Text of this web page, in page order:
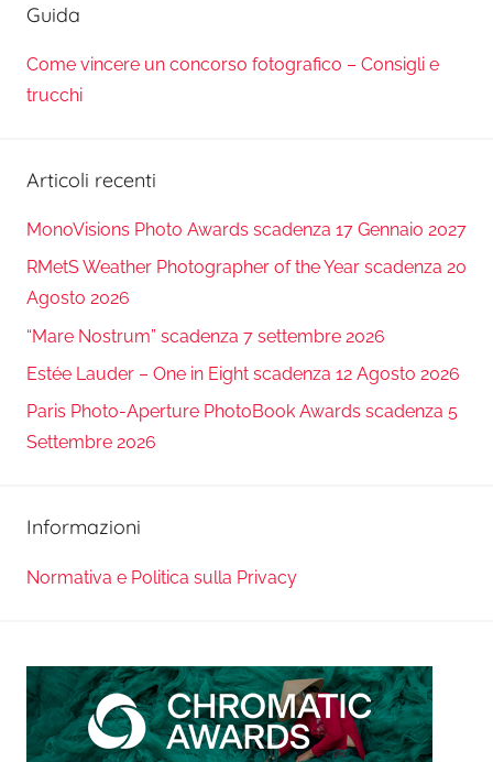
Guida
Come vincere un concorso fotografico – Consigli e
trucchi
Articoli recenti
MonoVisions Photo Awards scadenza 17 Gennaio 2027
RMetS Weather Photographer of the Year scadenza 20
Agosto 2026
“Mare Nostrum” scadenza 7 settembre 2026
Estée Lauder – One in Eight scadenza 12 Agosto 2026
Paris Photo-Aperture PhotoBook Awards scadenza 5
Settembre 2026
Informazioni
Normativa e Politica sulla Privacy